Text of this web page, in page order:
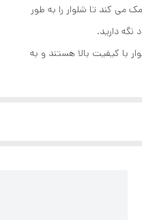
می کند تا شلوار را به طور
دارید.
با کیفیت بالا هستند و به